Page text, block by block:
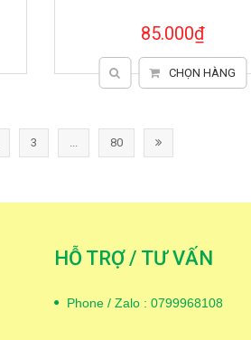
85.000₫
CHỌN HÀNG
3 ... 80
HỖ TRỢ / TƯ VẤN
Phone / Zalo : 0799968108